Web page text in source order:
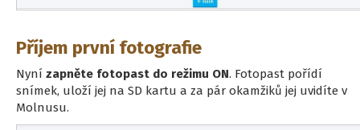
Příjem první fotografie
Nyní zapněte fotopast do režimu ON. Fotopast pořídí
snímek, uloží jej na SD kartu a za pár okamžiků jej uvidíte v
Molnusu.